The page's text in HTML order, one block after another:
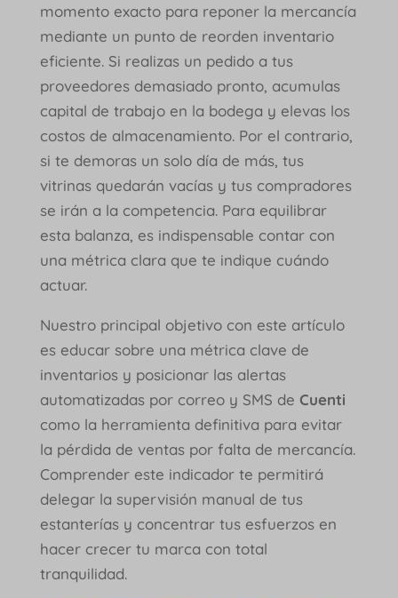
momento exacto para reponer la mercancía
mediante un punto de reorden inventario
eficiente. Si realizas un pedido a tus
proveedores demasiado pronto, acumulas
capital de trabajo en la bodega y elevas los
costos de almacenamiento. Por el contrario,
si te demoras un solo día de más, tus
vitrinas quedarán vacías y tus compradores
se irán a la competencia. Para equilibrar
esta balanza, es indispensable contar con
una métrica clara que te indique cuándo
actuar.
Nuestro principal objetivo con este artículo
es educar sobre una métrica clave de
inventarios y posicionar las alertas
automatizadas por correo y SMS de Cuenti
como la herramienta definitiva para evitar
la pérdida de ventas por falta de mercancía.
Comprender este indicador te permitirá
delegar la supervisión manual de tus
estanterías y concentrar tus esfuerzos en
hacer crecer tu marca con total
tranquilidad.